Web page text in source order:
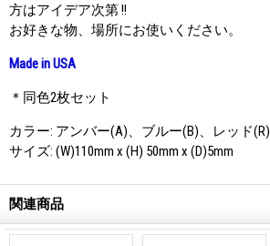
方はアイデア次第 !!
お好きな物、場所にお使いください。
Made in USA
＊同色2枚セット
カラー: アンバー(A)、ブルー(B)、レッド(R)
サイズ: (W)110mm x (H) 50mm x (D)5mm
関連商品